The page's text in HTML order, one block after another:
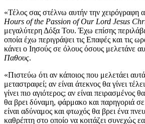
«Τέλος σας στέλνω αυτήν την χειρόγραφη
Hours of the Passion of Our Lord Jesus
μεγαλύτερη Δόξα Του. Έχω επίσης
οποία έχω περιγράψει τις Επαφές και τις
κάνει ο Ιησούς σε όλους όσους μελετάνε
Παθους.
«Πιστεύω ότι αν κάποιος που μελετάει
μεταστραφεί; αν είναι άτεκνος θα γίνει
γίνει πιο αγιότερος; αν είναι πειρασμένος
θα βρει δύναμη, φάρμακο και παρηγοριά σε
είναι αδύναμος και φτωχός θα βρει ένα
καθρέπτη στο οποίο να κοιτάζει συνεχώς